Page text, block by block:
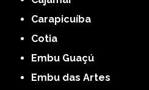
Carapicuíba
Cotia
Embu Guaçú
Embu das Artes